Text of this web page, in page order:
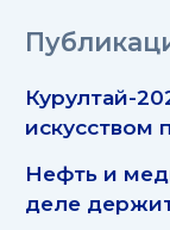
Курултай-
искусством
Нефть и
деле